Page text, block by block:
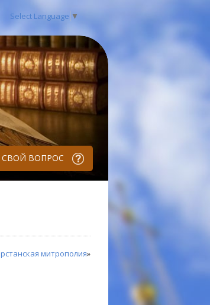
Select Language ▼
СВОЙ ВОПРОС
митрополия»